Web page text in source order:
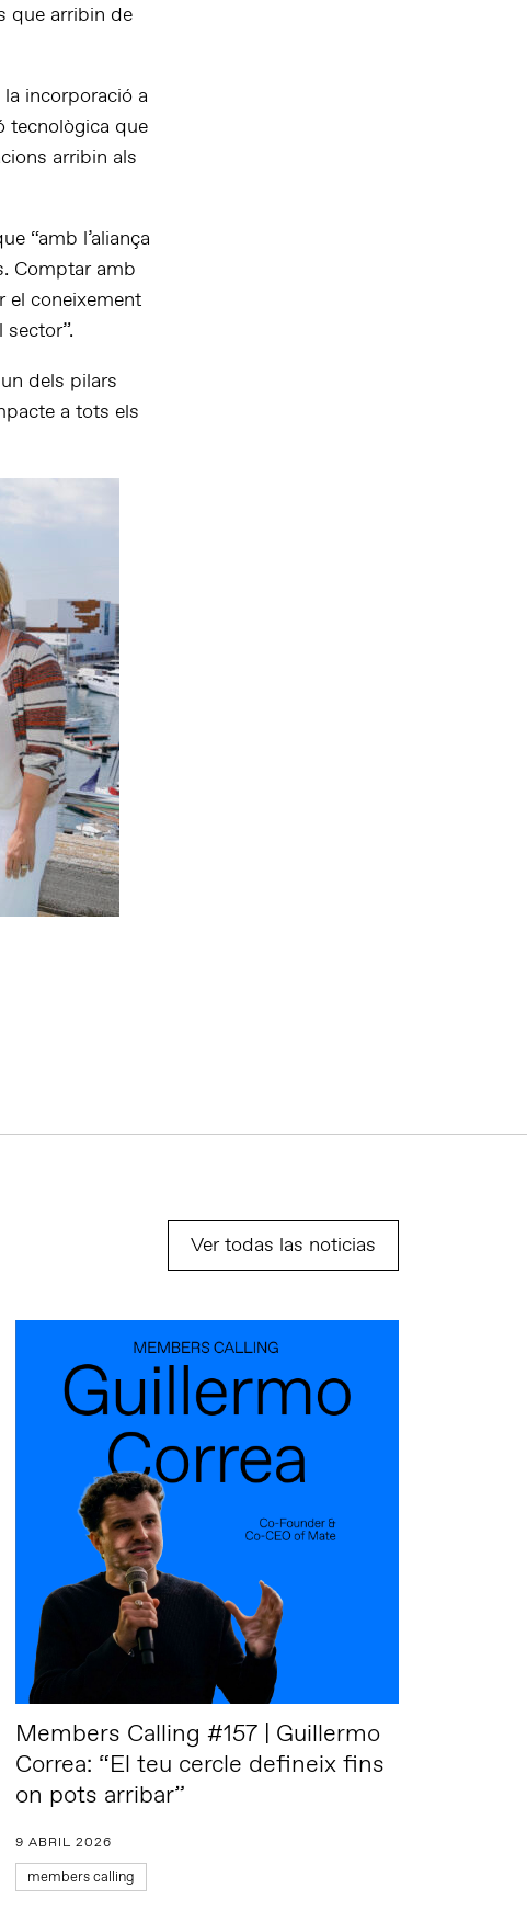
que arribin de
la incorporació a
tecnològica que
arribin als
“amb l’aliança
Comptar amb
el coneixement
dels pilars
a tots els
Ver todas las noticias
Members Calling #157 | Guillermo
Correa: “El teu cercle defineix fins
on pots arribar”
9 ABRIL 2026
members calling